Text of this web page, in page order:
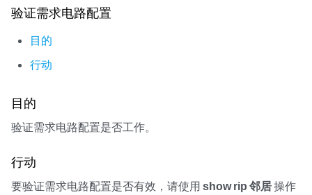
验证需求电路配置
目的
行动
目的
验证需求电路配置是否工作。
行动
要验证需求电路配置是否有效，请使用 show rip 邻居操作